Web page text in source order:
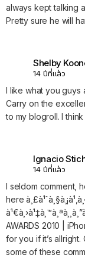
always kept talking
Pretty sure he will
Shelby
14 ปีที่แล้ว
I like what you guys
Carry on the
to my blogroll. I
Ignacio
14 ปีที่แล้ว
I seldom comment,
here
AWARDS 2010 |
for you if it’s
some of these